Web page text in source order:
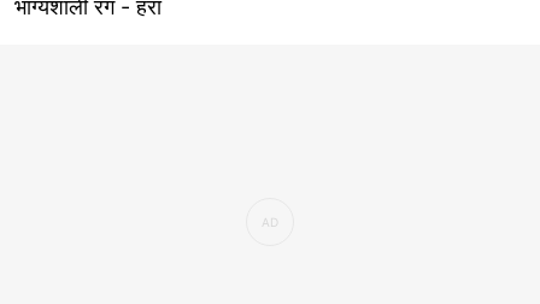
भाग्यशाली रंग - हरा